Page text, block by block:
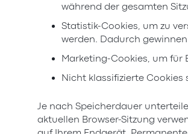
während der gesamten
Statistik-Cookies, um zu
werden. Dadurch
Marketing-Cookies, um für
Nicht klassifizierte Cookies
Je nach Speicherdauer
aktuellen Browser-Sitzung